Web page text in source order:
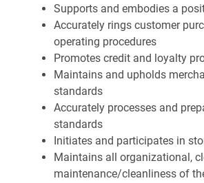
Supports and embodies a
Accurately rings customer
operating procedures
Promotes credit and loyalty
Maintains and upholds
standards
Accurately processes and
standards
Initiates and participates in
Maintains all organizational,
maintenance/cleanliness of